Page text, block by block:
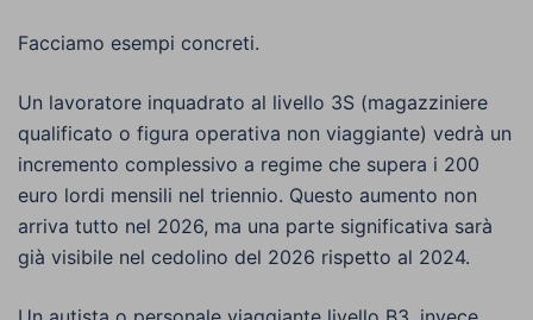
Facciamo esempi concreti.
Un lavoratore inquadrato al livello 3S (magazziniere
qualificato o figura operativa non viaggiante) vedrà un
incremento complessivo a regime che supera i 200
euro lordi mensili nel triennio. Questo aumento non
arriva tutto nel 2026, ma una parte significativa sarà
già visibile nel cedolino del 2026 rispetto al 2024.